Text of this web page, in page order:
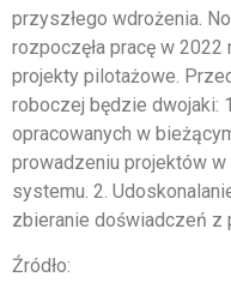
przyszłego wdrożenia.
rozpoczęła pracę w
projekty pilotażowe.
roboczej będzie dwojaki:
opracowanych w
prowadzeniu projektów
systemu. 2.
zbieranie doświadczeń z
Źródło: